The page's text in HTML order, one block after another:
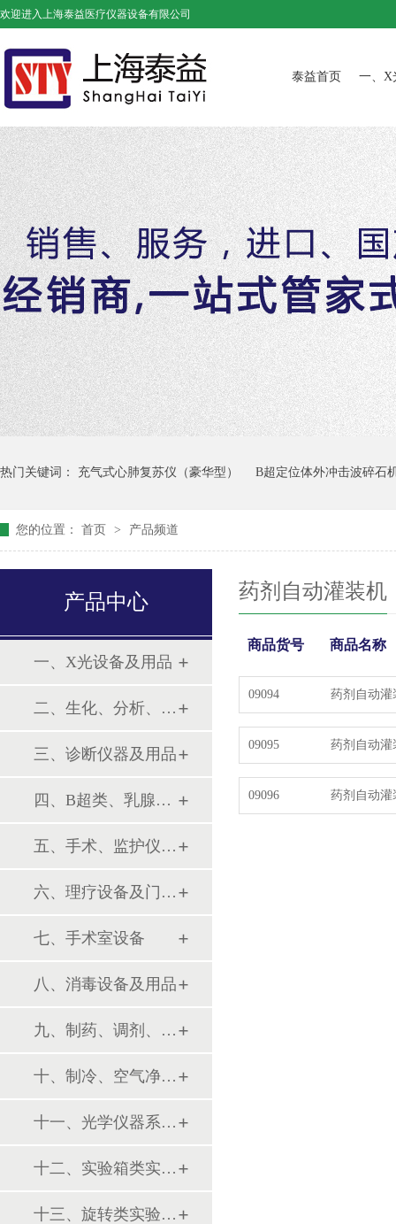
欢迎进入上海泰益医疗仪器设备有限公司
泰益首页 一、X
热门关键词： 充气式心肺复苏仪（豪华型） B超定位体外冲击波碎石
您的位置： 首页 > 产品频道
产品中心
一、X光设备及用品
二、生化、分析、实验综合类
三、诊断仪器及用品
四、B超类、乳腺诊断设备
五、手术、监护仪器及用品
六、理疗设备及门诊系列
七、手术室设备
八、消毒设备及用品
九、制药、调剂、制剂系列设备
十、制冷、空气净化设备
十一、光学仪器系列设备
十二、实验箱类实验设备
十三、旋转类实验设备
药剂自动灌装机
商品货号 商品名称
09094 药剂自动灌
09095 药剂自动灌
09096 药剂自动灌